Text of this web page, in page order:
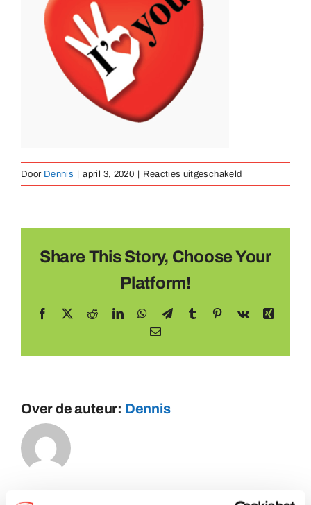
Medailles
Magneten
Door Dennis april 3, 2020 Reacties uitgeschakeldvoor
hart
Share This Story, Choose Your
Platform!
Facebook RedditLinkedInWhatsApp
TelegramTumblr Pinterest
Vk
Xing
E-
Over de auteur: Dennis